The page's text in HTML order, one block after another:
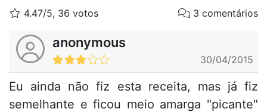
4.47/5, 36 votos 3 comentários
anonymous
30/04/2015
Eu ainda não fiz esta receita, mas já fiz
semelhante e ficou meio amarga "picante"